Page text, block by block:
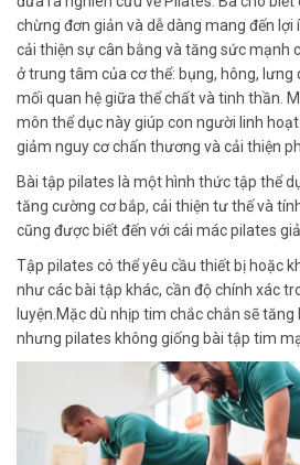
chừng đơn giản và dễ dàng mang đến lợi
cải thiện sự cân bằng và tăng sức mạnh
ở trung tâm của cơ thể: bụng, hông,
mối quan hệ giữa thể chất và tinh thần.
môn thể dục này giúp con người linh
giảm nguy cơ chấn thương và cải thiện
Bài tập pilates là một hình thức tập thể
tăng cường cơ bắp, cải thiện tư thế và
cũng được biết đến với cái mác pilates
Tập pilates có thể yêu cầu thiết bị hoặc
như các bài tập khác, cần độ chính xác
luyện.Mặc dù nhịp tim chắc chắn sẽ
nhưng pilates không giống bài tập tim